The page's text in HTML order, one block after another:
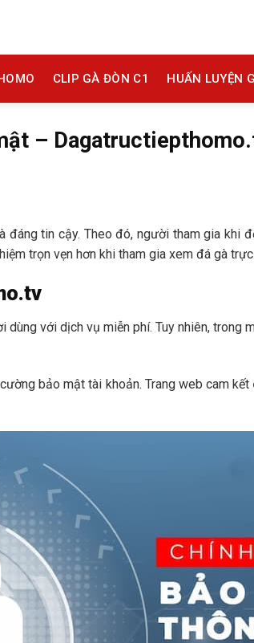
CLIP GÀ ĐÒN C1 HUẤN LUYỆN
–
đáng tin cậy. Theo đó, người tham gia khi
trọn vẹn hơn khi tham gia xem đá gà
với dịch vụ miễn phí. Tuy nhiên, trong
bảo mật tài khoản. Trang web cam kết